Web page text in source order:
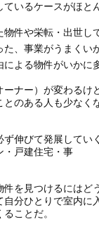
いるケースがほと
件や栄転・出世し
た、事業がうまくい
による物件がいかに
ナー）が変わる
のある人も少な
伸びて発展して
・戸建住宅・事
を見つけるには
分ひとりで室内
ことだ。